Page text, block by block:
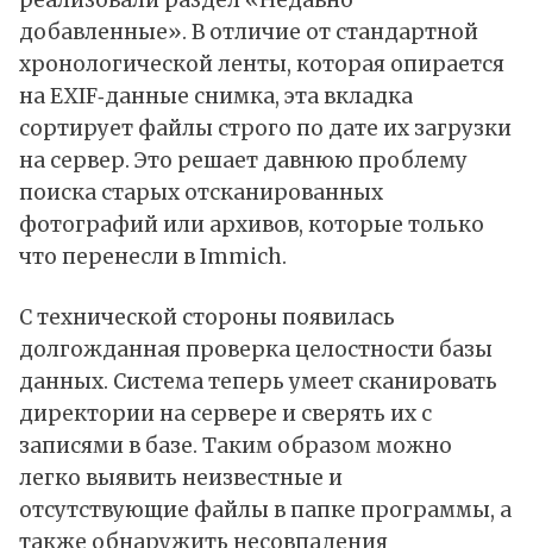
добавленные». В отличие от стандартной
хронологической ленты, которая опирается
на EXIF‑данные снимка, эта вкладка
сортирует файлы строго по дате их загрузки
на сервер. Это решает давнюю проблему
поиска старых отсканированных
фотографий или архивов, которые только
что перенесли в Immich.
С технической стороны появилась
долгожданная проверка целостности базы
данных. Система теперь умеет сканировать
директории на сервере и сверять их с
записями в базе. Таким образом можно
легко выявить неизвестные и
отсутствующие файлы в папке программы, а
также обнаружить несовпадения